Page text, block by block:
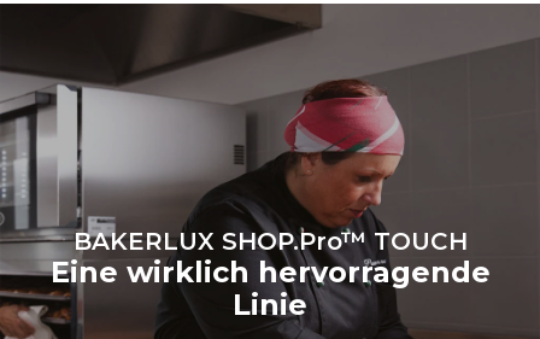
entscheidet, Energie aus
erneuerbaren Quellen zu
Protocol
BAKERLUX SHOP.Pro™ TOUCH
Eine wirklich hervorragende
Linie